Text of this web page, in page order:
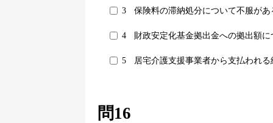
3 保険料の滞納処分について不服があ
4 財政安定化基金拠出金への拠出額
5 居宅介護支援事業者から支払われ
問16